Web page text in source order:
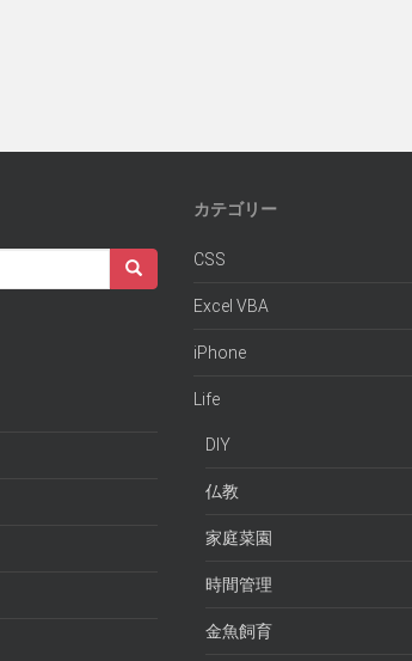
カテゴリー
CSS
Excel VBA
iPhone
Life
DIY
仏教
家庭菜園
時間管理
金魚飼育